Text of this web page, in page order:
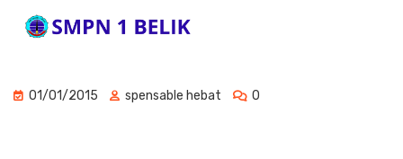
01/01/2015 spensable hebat 0